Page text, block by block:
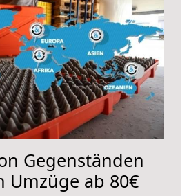
Gegenständen
Umzüge ab 80€